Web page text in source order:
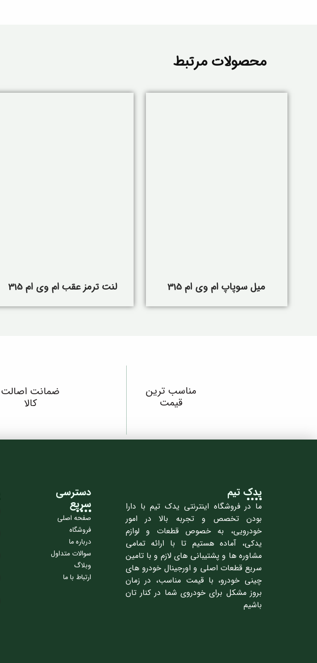
محصولات مرتبط
میل سوپاپ ام وی ام 315 لنت ترمز عقب ام وی ام 315
مناسب ترین
قیمت
ضمانت اصالت
کالا
یدک تیم
ما در فروشگاه اینترنتی یدک تیم با دارا
بودن تخصص و تجربه بالا در امور
خودرویی، به خصوص قطعات و لوازم
یدکی، آماده هستیم تا با ارائه تمامی
مشاوره ها و پشتیبانی های لازم و با تامین
سریع قطعات اصلی و اورجینال خودرو های
چینی خودرو، با قیمت مناسب، در زمان
بروز مشکل برای خودروی شما در کنار تان
باشیم
دسترسی
سریع
صفحه اصلی
فروشگاه
درباره ما
سوالات متداول
وبلاگ
ارتباط با ما